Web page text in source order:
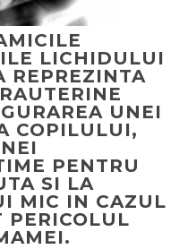
LICHIDULUI
REPREZINTA
UNEI
COPILULUI,
PENTRU
SI LA
MIC IN CAZUL
PERICOLUL